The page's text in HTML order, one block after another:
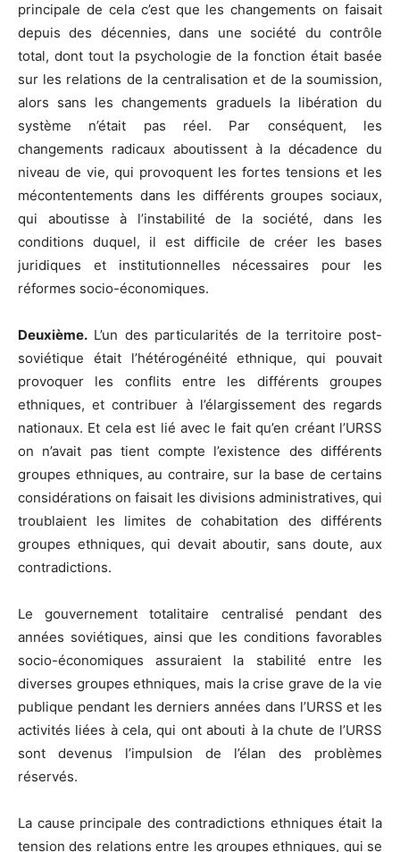
principale de cela c’est que les changements on faisait
depuis des décennies, dans une société du contrôle
total, dont tout la psychologie de la fonction était basée
sur les relations de la centralisation et de la soumission,
alors sans les changements graduels la libération du
système n’était pas réel. Par conséquent, les
changements radicaux aboutissent à la décadence du
niveau de vie, qui provoquent les fortes tensions et les
mécontentements dans les différents groupes sociaux,
qui aboutisse à l’instabilité de la société, dans les
conditions duquel, il est difficile de créer les bases
juridiques et institutionnelles nécessaires pour les
réformes socio-économiques.
Deuxième. L’un des particularités de la territoire post-
soviétique était l’hétérogénéité ethnique, qui pouvait
provoquer les conflits entre les différents groupes
ethniques, et contribuer à l’élargissement des regards
nationaux. Et cela est lié avec le fait qu’en créant l’URSS
on n’avait pas tient compte l’existence des différents
groupes ethniques, au contraire, sur la base de certains
considérations on faisait les divisions administratives, qui
troublaient les limites de cohabitation des différents
groupes ethniques, qui devait aboutir, sans doute, aux
contradictions.
Le gouvernement totalitaire centralisé pendant des
années soviétiques, ainsi que les conditions favorables
socio-économiques assuraient la stabilité entre les
diverses groupes ethniques, mais la crise grave de la vie
publique pendant les derniers années dans l’URSS et les
activités liées à cela, qui ont abouti à la chute de l’URSS
sont devenus l’impulsion de l’élan des problèmes
réservés.
La cause principale des contradictions ethniques était la
tension des relations entre les groupes ethniques, qui se